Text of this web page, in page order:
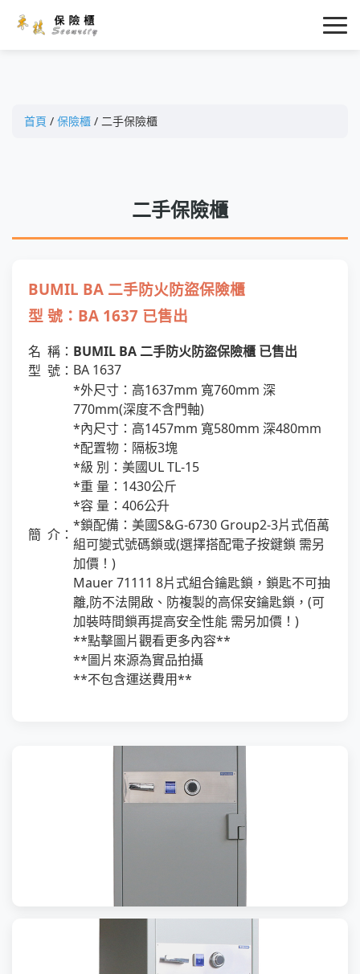
首頁 / 保險櫃 / 二手保險櫃
二手保險櫃
BUMIL BA 二手防火防盜保險櫃
型 號：BA 1637 已售出
名 稱： BUMIL BA 二手防火防盜保險櫃 已售出
型 號： BA 1637
簡 介：
*外尺寸：高1637mm 寬760mm 深
770mm(深度不含門軸)
*內尺寸：高1457mm 寬580mm 深480mm
*配置物：隔板3塊
*級 別：美國UL TL-15
*重 量：1430公斤
*容 量：406公升
*鎖配備：美國S&G-6730 Group2-3片式佰萬
組可變式號碼鎖或(選擇搭配電子按鍵鎖 需另
加價！)
Mauer 71111 8片式組合鑰匙鎖，鎖匙不可抽
離,防不法開啟、防複製的高保安鑰匙鎖，(可
加裝時間鎖再提高安全性能 需另加價！)
**點擊圖片觀看更多內容**
**圖片來源為實品拍攝
**不包含運送費用**